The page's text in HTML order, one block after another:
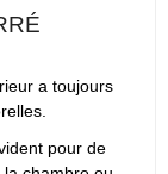
a toujours
pour de